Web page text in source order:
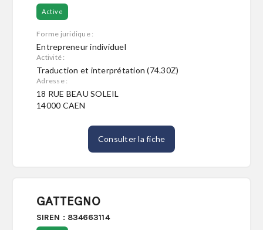
Active
Forme juridique :
Entrepreneur individuel
Activité :
Traduction et interprétation (74.30Z)
Adresse :
18 RUE BEAU SOLEIL
14000 CAEN
Consulter la fiche
GATTEGNO
SIREN : 834663114